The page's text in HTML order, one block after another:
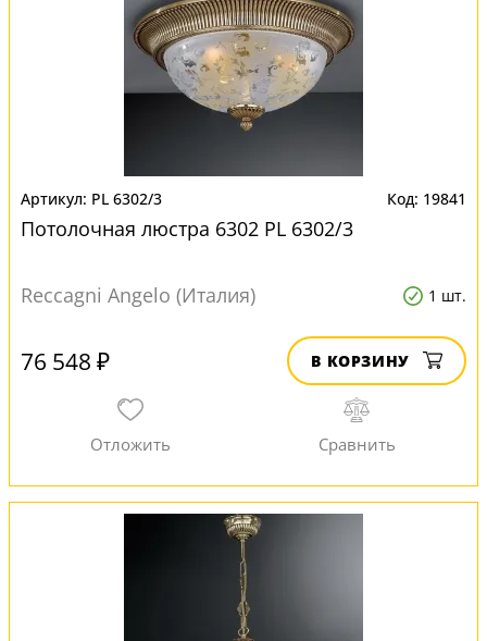
PL 6302/3 19841
Потолочная люстра 6302 PL 6302/3
Reccagni Angelo (Италия) 1 шт.
76 548 ₽ В КОРЗИНУ